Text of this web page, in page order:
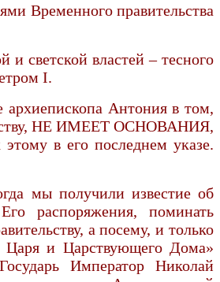
Временного правительства
светской властей – тесного
I.
архиепископа Антония в том,
НЕ ИМЕЕТ ОСНОВАНИЯ,
в его последнем указе.
мы получили известие об
распоряжения, поминать
а посему, и только
Царя и Царствующего Дома»
Император Николай